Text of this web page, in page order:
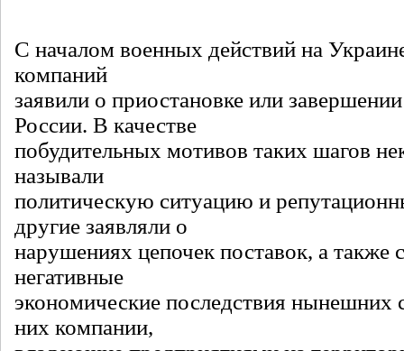
С началом военных действий на
компаний
заявили о приостановке или
России. В качестве
побудительных мотивов таких шагов
называли
политическую ситуацию и
другие заявляли о
нарушениях цепочек поставок, а также
негативные
экономические последствия нынешних
них компании,